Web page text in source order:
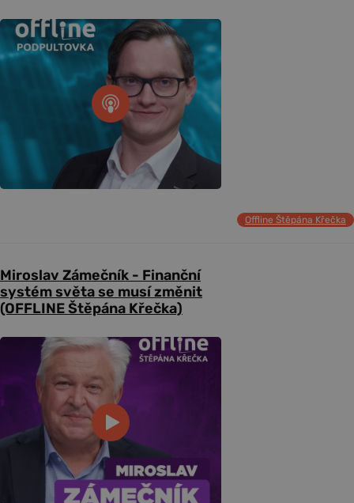
Offline Štěpána Křečka
Miroslav Zámečník - Finanční
systém světa se musí změnit
(OFFLINE Štěpána Křečka)